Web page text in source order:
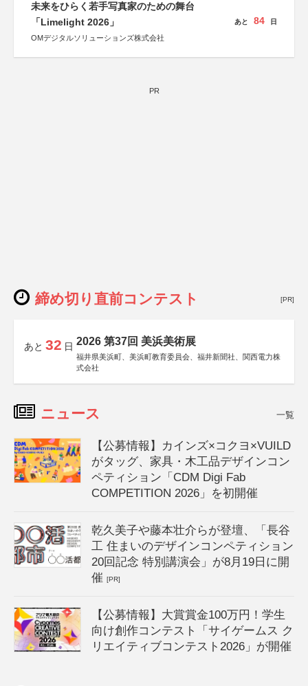
未来をひらく若手写真家のための舞台
「Limelight 2026」
OMデジタルソリューションズ株式会社
あと 84 日
PR
締め切り直前コンテスト [PR]
あと 32 日 2026 第37回 美浜美術展
福井県美浜町、美浜町教育委員会、福井新聞社、関西電力株
式会社
ニュース 一覧
【公募情報】カインズ×コクヨ×VUILD
がタッグ、家具・木工品デザインコン
ペティション「CDM Digi Fab
COMPETITION 2026」を初開催
乾久美子や藤本壮介らが登壇、「長谷
工 住まいのデザインコンペティション
20回記念 特別講演会」が8月19日に開
催[PR]
【公募情報】大賞賞金100万円！学生
向け創作コンテスト「サイゲームス ク
リエイティブコンテスト2026」が開催